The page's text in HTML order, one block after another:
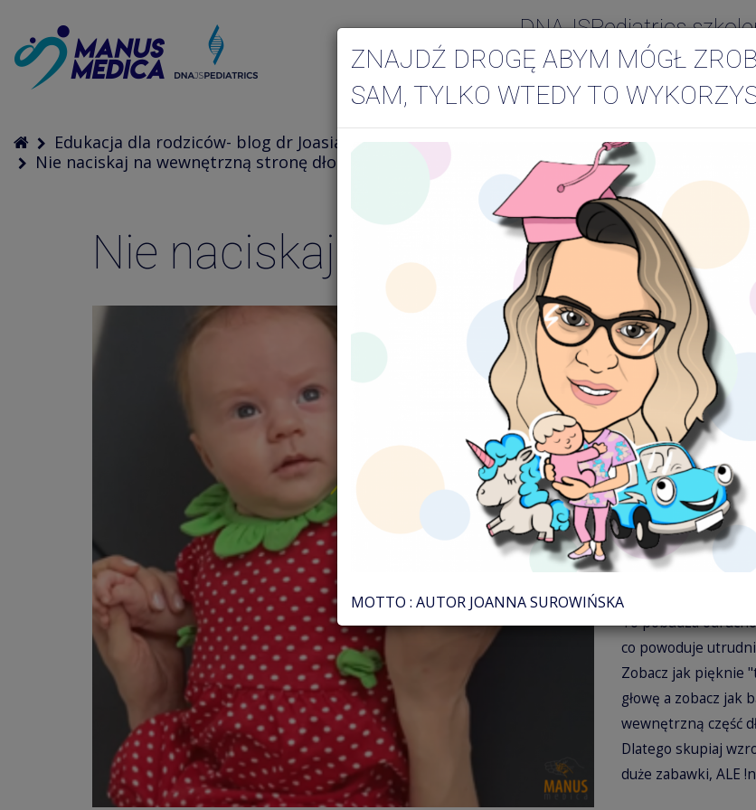
DNAJSPediatrics
Edukacja dla rodziców- blog dr Joasia
Nie naciskaj na wewnętrzną stronę dłoni maluszka
Nie naciskaj na wewnętrzną
Dlaczego? Przeczytaj
Po wczorajszym
akcentuje, ale OD
DZIECKA NA SWOJEJ
Ważne:
Noworodek po
tygodniu niemowlę
⚠Złota rada dr Joasi:
Jeżeli chcesz w
przy tym naciskać
Zapytasz dlaczego?
To pobudza
co powoduje
Zobacz jak pięknie
głowę a zobacz jak
wewnętrzną część
Dlatego skupiaj
duże zabawki, ALE
ZNAJDŹ DROGĘ ABYM MÓGŁ
SAM, TYLKO WTEDY TO
MOTTO : AUTOR JOANNA SUROWIŃSKA